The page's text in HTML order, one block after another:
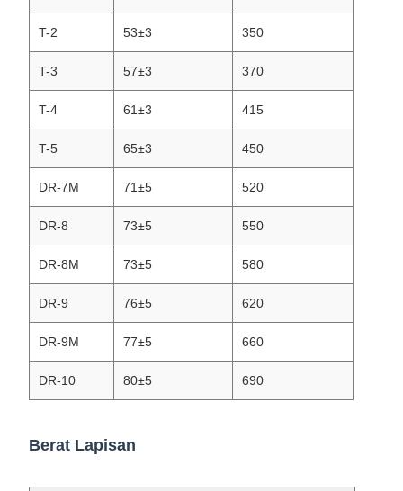
T-2 53±3 350
T-3 57±3 370
T-4 61±3 415
T-5 65±3 450
DR-7M 71±5 520
DR-8 73±5 550
DR-8M 73±5 580
DR-9 76±5 620
DR-9M 77±5 660
DR-10 80±5 690
Berat Lapisan